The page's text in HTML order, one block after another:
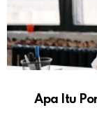
Apa Itu